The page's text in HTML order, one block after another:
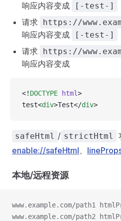
响应内容变成 [-test-]
请求 https://
响应内容变成 [-test-]
请求 https://
响应内容变成
<! DOCTYPE html>
test<div>Test</div>
safeHtml / strictHtml
enable://safeHtml、
本地/远程资源
www.example.com/path1
www.example.com/path2